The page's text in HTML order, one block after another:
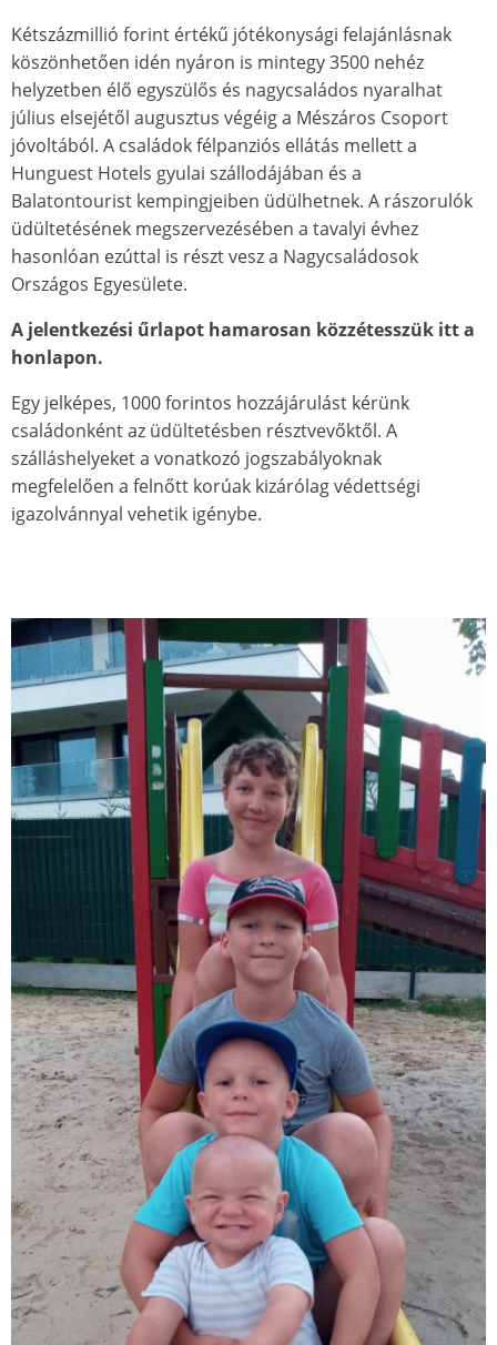
Kétszázmillió forint értékű jótékonysági felajánlásnak
köszönhetően idén nyáron is mintegy 3500 nehéz
helyzetben élő egyszülős és nagycsaládos nyaralhat
július elsejétől augusztus végéig a Mészáros Csoport
jóvoltából. A családok félpanziós ellátás mellett a
Hunguest Hotels gyulai szállodájában és a
Balatontourist kempingjeiben üdülhetnek. A rászorulók
üdültetésének megszervezésében a tavalyi évhez
hasonlóan ezúttal is részt vesz a Nagycsaládosok
Országos Egyesülete.
A jelentkezési űrlapot hamarosan közzétesszük itt a
honlapon.
Egy jelképes, 1000 forintos hozzájárulást kérünk
családonként az üdültetésben résztvevőktől. A
szálláshelyeket a vonatkozó jogszabályoknak
megfelelően a felnőtt korúak kizárólag védettségi
igazolvánnyal vehetik igénybe.